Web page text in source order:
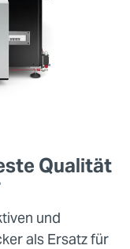
Qualität
und
als Ersatz für